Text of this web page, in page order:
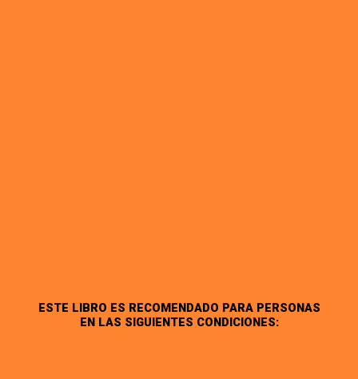
ESTE LIBRO ES RECOMENDADO PARA PERSONAS
EN LAS SIGUIENTES CONDICIONES: